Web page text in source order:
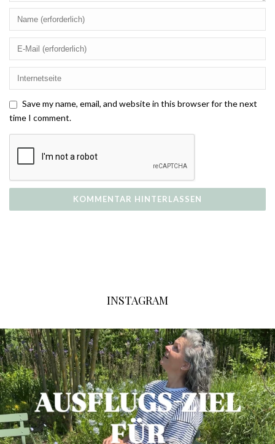
Save my name, email, and website in this browser for the next
time I comment.
INSTAGRAM